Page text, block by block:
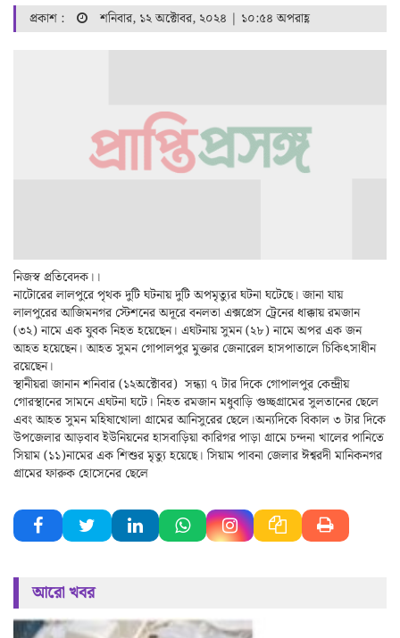
প্রকাশ : শনিবার, ১২ অক্টোবর, ২০২৪ | ১০:৫৪ অপরাহ্ণ
নিজস্ব প্রতিবেদক।।
নাটোরের লালপুরে পৃথক দুটি ঘটনায় দুটি অপমৃত্যুর ঘটনা ঘটেছে। জানা যায়
লালপুরের আজিমনগর স্টেশনের অদূরে বনলতা এক্সপ্রেস ট্রেনের ধাক্কায় রমজান
(৩২) নামে এক যুবক নিহত হয়েছেন। এঘটনায় সুমন (২৮) নামে অপর এক জন
আহত হয়েছেন। আহত সুমন গোপালপুর মুক্তার জেনারেল হাসপাতালে চিকিৎসাধীন
রয়েছেন।
স্থানীয়রা জানান শনিবার (১২অক্টোবর) সন্ধ্যা ৭ টার দিকে গোপালপুর কেন্দ্রীয়
গোরস্থানের সামনে এঘটনা ঘটে। নিহত রমজান মধুবাড়ি গুচ্ছগ্রামের সুলতানের ছেলে
এবং আহত সুমন মহিষাখোলা গ্রামের আনিসুরের ছেলে।অন্যদিকে বিকাল ৩ টার দিকে
উপজেলার আড়বাব ইউনিয়নের হাসবাড়িয়া কারিগর পাড়া গ্রামে চন্দনা খালের পানিতে
সিয়াম (১১)নামের এক শিশুর মৃত্যু হয়েছে। সিয়াম পাবনা জেলার ঈশ্বরদী মানিকনগর
গ্রামের ফারুক হোসেনের ছেলে
আরো খবর